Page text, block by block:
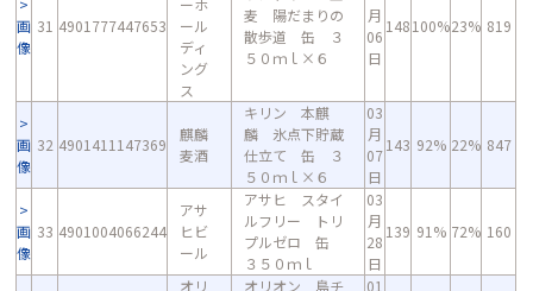
画
像
31 4901777447653
ーホ
ール
ディ
ング
ス
麦 陽だまりの
散歩道 缶 ３
５０ｍｌ×６
月
06
日
148100%23% 819
画
像
32 4901411147369
麒麟
麦酒
キリン 本麒
麟 氷点下貯蔵
仕立て 缶 ３
５０ｍｌ×６
03
月
07
日
143 92% 22% 847
画
像
33 4901004066244
アサ
ヒビ
ール
アサヒ スタイ
ルフリー トリ
プルゼロ 缶
３５０ｍｌ
03
月
28
日
139 91% 72% 160
オリ
オリオン 島チ
01